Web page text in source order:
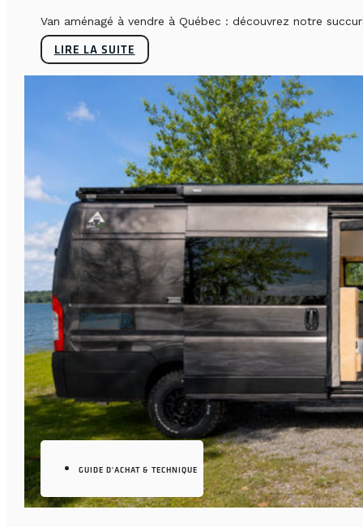
Van aménagé à vendre à Québec : découvrez notre
LIRE LA SUITE
GUIDE D'ACHAT & TECHNIQUE